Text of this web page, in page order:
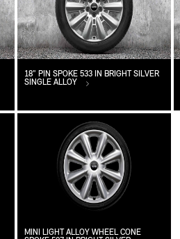
18" PIN SPOKE 533 IN BRIGHT SILVER
SINGLE ALLOY
MINI LIGHT ALLOY WHEEL CONE